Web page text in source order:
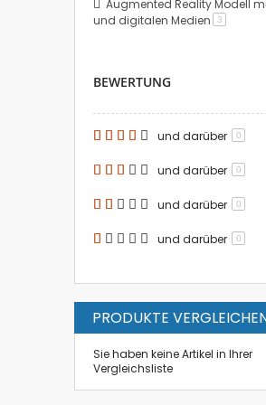
Augmented Reality Modell
und digitalen Medien
3Artikel
BEWERTUNG
und darüber 0
und darüber 0
und darüber 0
und darüber 0
PRODUKTE
Sie haben keine Artikel in Ihrer
Vergleichsliste